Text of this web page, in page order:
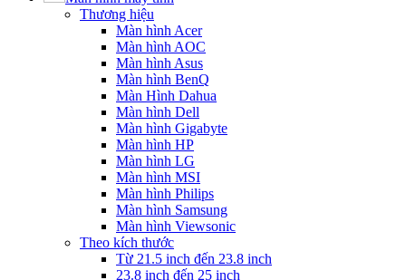
Thương hiệu
Màn hình Acer
Màn hình AOC
Màn hình Asus
Màn hình BenQ
Màn Hình Dahua
Màn hình Dell
Màn hình Gigabyte
Màn hình HP
Màn hình LG
Màn hình MSI
Màn hình Philips
Màn hình Samsung
Màn hình Viewsonic
Theo kích thước
Từ 21.5 inch đến 23.8 inch
23.8 inch đến 25 inch